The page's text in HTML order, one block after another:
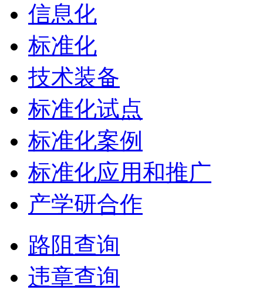
信息化
标准化
技术装备
标准化试点
标准化案例
标准化应用和推广
产学研合作
路阻查询
违章查询